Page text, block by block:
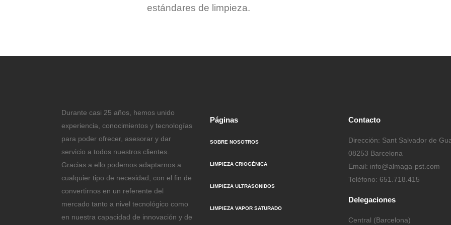
estándares de limpieza.
Durante casi 25 años, hemos unido
experiencia, conocimientos y tecnologías
para poder ofrecer, asesorar y dar
servicio a todos nuestros clientes.
Gracias a ello podemos adaptarnos a
cualquier tipo de necesidad, con el fin de
convertirnos en un referente del
mercado tanto a nivel tecnológico como
en nuestra capacidad de innovación y de
Páginas
SOBRE NOSOTROS
LIMPIEZA CRIOGÉNICA
LIMPIEZA ULTRASONIDOS
LIMPIEZA VAPOR SATURADO
Contacto
Dirección: Sant Salvador de
08253 Barcelona
Email: info@almaga-pst.com
Teléfono: 651.718.415
Delegaciones
Central (Barcelona)